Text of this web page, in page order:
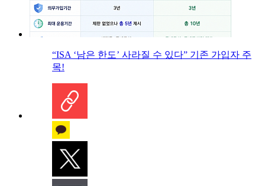
“ISA ‘남은 한도’ 사라질 수 있다” 기존 가입자 주
목!